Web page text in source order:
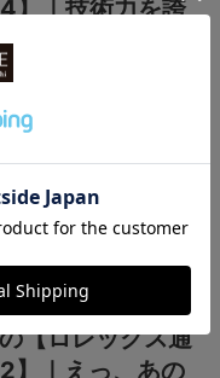
】｜技術力を誇
フィカルで繊細
ーダイアルモチ
【ロレックス通
】｜生産終了の
ぼ2カ月。実勢
【ロレックス通
】｜えっ、あの